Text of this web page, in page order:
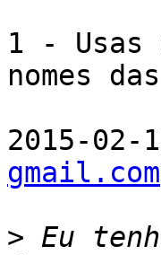
1 - Usas
nomes
2015-02-
gmail.com
> Eu